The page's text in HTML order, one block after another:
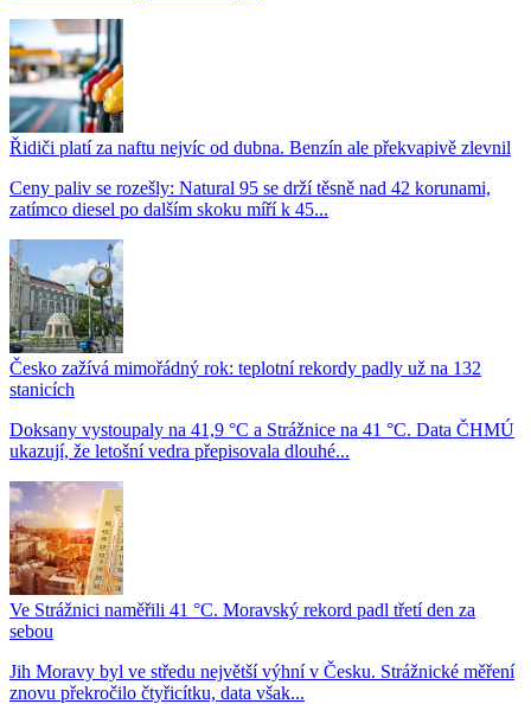
Řidiči platí za naftu nejvíc od dubna. Benzín ale překvapivě zlevnil
Ceny paliv se rozešly: Natural 95 se drží těsně nad 42 korunami,
zatímco diesel po dalším skoku míří k 45...
Česko zažívá mimořádný rok: teplotní rekordy padly už na 132
stanicích
Doksany vystoupaly na 41,9 °C a Strážnice na 41 °C. Data ČHMÚ
ukazují, že letošní vedra přepisovala dlouhé...
Ve Strážnici naměřili 41 °C. Moravský rekord padl třetí den za
sebou
Jih Moravy byl ve středu největší výhní v Česku. Strážnické měření
znovu překročilo čtyřicítku, data však...